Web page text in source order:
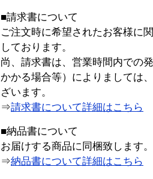
■請求書について
ご注文時に希望されたお客様に
しております。
尚、請求書は、営業時間内での
かかる場合等）によりましては
ざいます。
⇒請求書について詳細はこちら
■納品書について
お届けする商品に同梱致します。
⇒納品書について詳細はこちら